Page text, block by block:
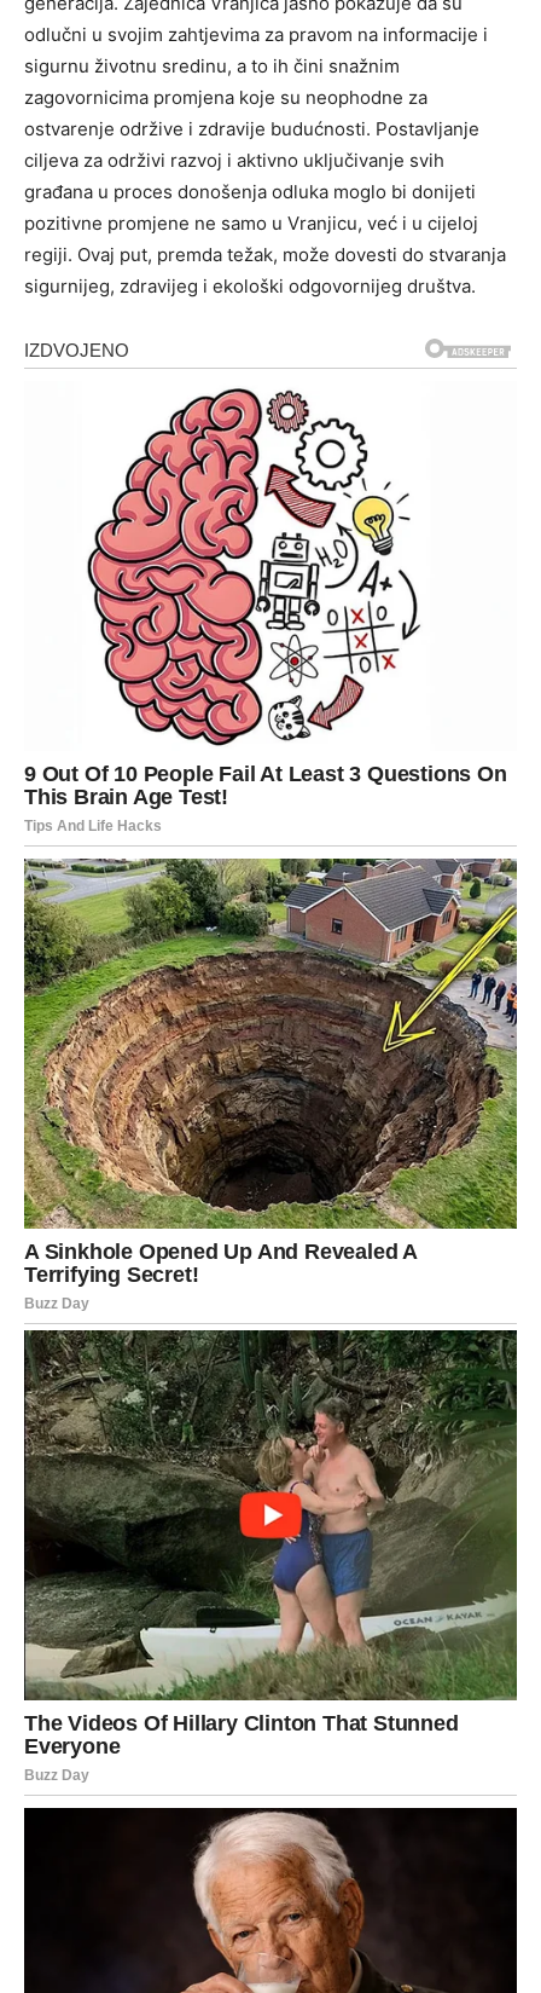
odlučni u svojim zahtjevima za pravom na informacije i
sigurnu životnu sredinu, a to ih čini snažnim
zagovornicima promjena koje su neophodne za
ostvarenje održive i zdravije budućnosti. Postavljanje
ciljeva za održivi razvoj i aktivno uključivanje svih
građana u proces donošenja odluka moglo bi donijeti
pozitivne promjene ne samo u Vranjicu, već i u cijeloj
regiji. Ovaj put, premda težak, može dovesti do stvaranja
sigurnijeg, zdravijeg i ekološki odgovornijeg društva.